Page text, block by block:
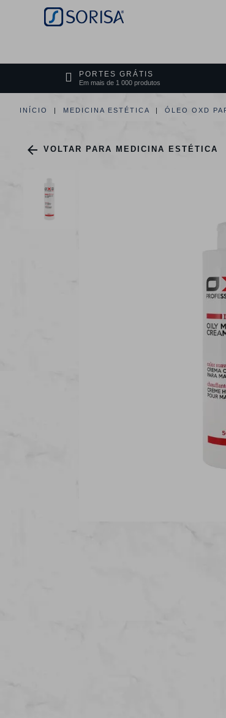
PORTES GRÁTIS
Em mais de 1 000 produtos
INÍCIO MEDICINA ESTÉTICA ÓLEO OXD
 VOLTAR PARA MEDICINA ESTÉTICA